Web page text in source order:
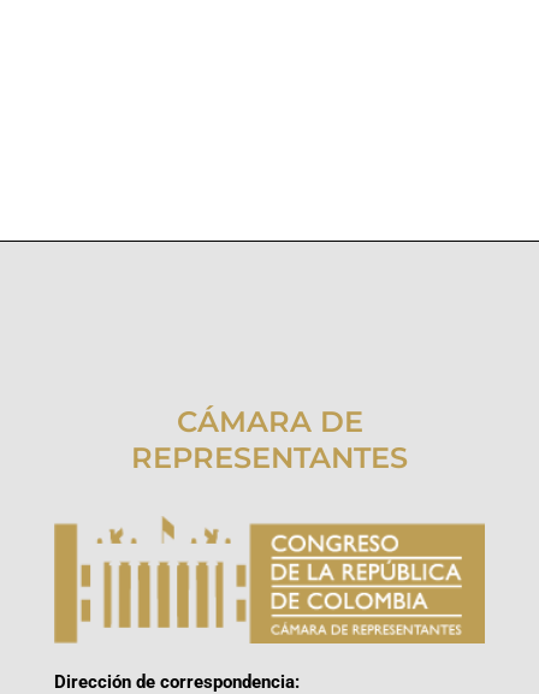
CÁMARA DE
REPRESENTANTES
Dirección de correspondencia: